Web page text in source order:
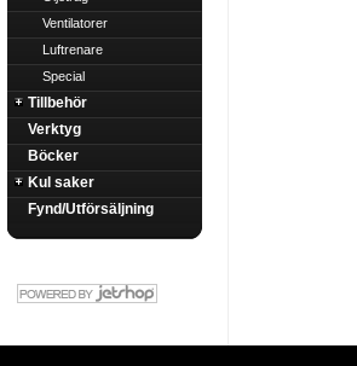
Ventilatorer
Luftrenare
Special
Tillbehör
Verktyg
Böcker
Kul saker
Fynd/Utförsäljning